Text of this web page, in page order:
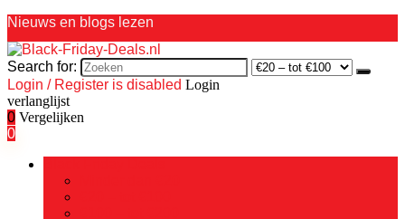
Nieuws en blogs lezen
Search for:
Login / Register is disabled Login
verlanglijst
0 Vergelijken
0